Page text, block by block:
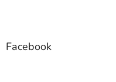
Facebook